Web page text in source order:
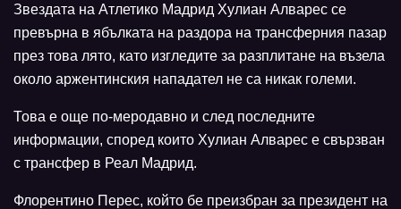
Звездата на Атлетико Мадрид Хулиан Алварес се
превърна в ябълката на раздора на трансферния пазар
през това лято, като изгледите за разплитане на възела
около аржентинския нападател не са никак големи.
Това е още по-меродавно и след последните
информации, според които Хулиан Алварес е свързван
с трансфер в Реал Мадрид.
Флорентино Перес, който бе преизбран за президент на